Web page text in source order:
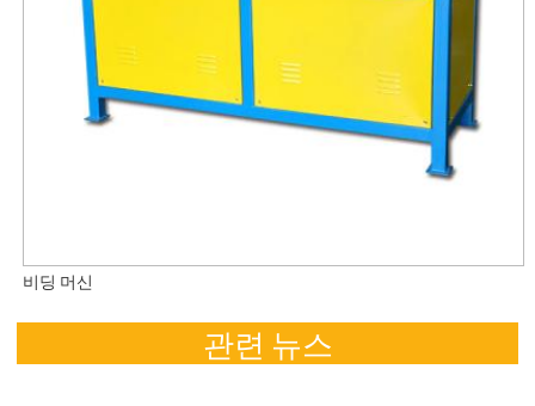
비딩 머신
관련 뉴스